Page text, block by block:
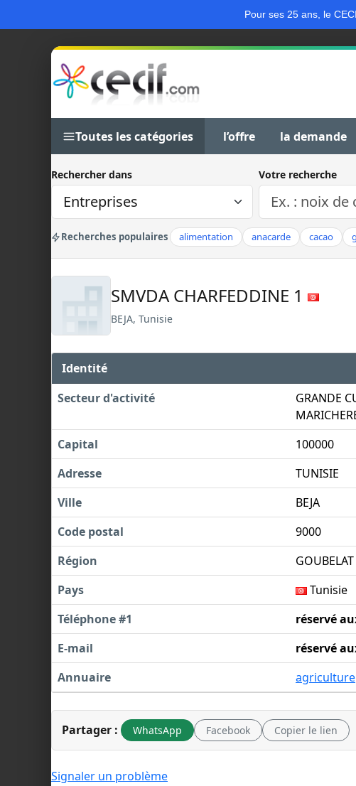
Pour ses 25 ans, le
Toutes les catégories l’offre la demande
Rechercher dans Votre recherche
Recherches populaires alimentation anacarde cacao
SMVDA CHARFEDDINE 1
BEJA, Tunisie
Identité
Secteur d'activité
GRANDE
Capital
100000
Adresse
TUNISIE
Ville
BEJA
Code postal
9000
Région
GOUBELAT
Pays
Tunisie
Téléphone #1
réservé
E-mail
réservé
Annuaire
agriculture
Partager : WhatsApp Facebook Copier le lien
Signaler un problème